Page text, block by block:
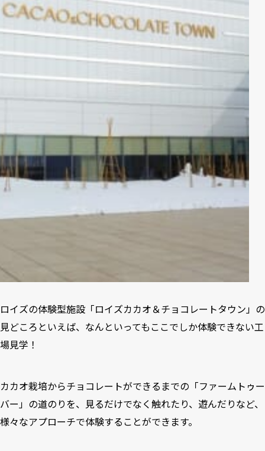
ロイズの体験型施設「ロイズカカオ＆チョコレートタウン」の
見どころといえば、なんといってもここでしか体験できない工
場見学！
カカオ栽培からチョコレートができるまでの「ファームトゥー
バー」の道のりを、見るだけでなく触れたり、遊んだりなど、
様々なアプローチで体験することができます。